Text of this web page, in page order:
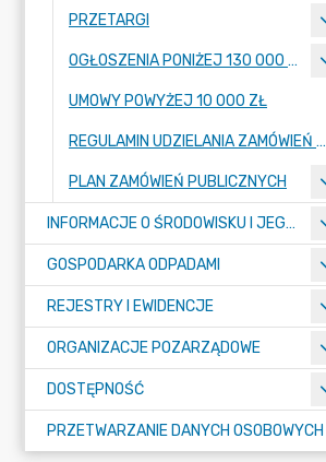
PRZETARGI
OGŁOSZENIA PONIŻEJ 130 000 ZŁ
UMOWY POWYŻEJ 10 000 ZŁ
REGULAMIN UDZIELANIA ZAMÓWIEŃ PUBLICZNYCH
PLAN ZAMÓWIEŃ PUBLICZNYCH
INFORMACJE O ŚRODOWISKU I JEGO OCHRONIE
GOSPODARKA ODPADAMI
REJESTRY I EWIDENCJE
ORGANIZACJE POZARZĄDOWE
DOSTĘPNOŚĆ
PRZETWARZANIE DANYCH OSOBOWYCH